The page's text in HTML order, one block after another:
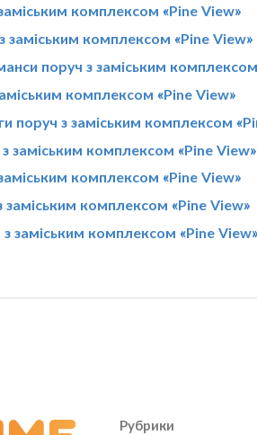
комплексом «Pine View»
заміським комплексом «Pine View»
поруч з заміським
комплексом «Pine View»
поруч з заміським комплексом
заміським комплексом «Pine View»
комплексом «Pine View»
заміським комплексом «Pine View»
заміським комплексом «Pine View»
Рубрики